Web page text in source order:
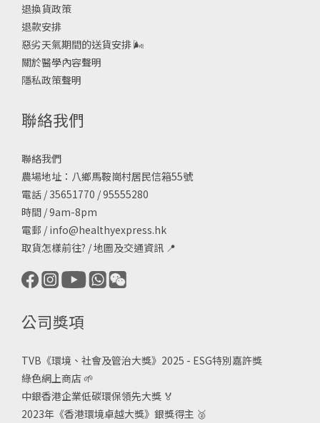
退換貨政策
退款安排
惡劣天氣期間的送貨安排🌬
關於醫學內容聲明
隱私政策聲明
聯絡我們
聯絡我們
農場地址：八鄉馬鞍崗村居民信箱55號
電話 / 35651770 / 95555280
時間 / 9am-8pm
電郵 / info@healthyexpress.hk
取貨怎樣前往? /地圖及交通資訊 📍
公司獎項
TVB《環境、社會及管治大獎》2025 - ESG特別嘉許獎
綠色網上商店 🌱
中銀香港企業低碳環保領先大獎 🏅
2023年《香港環境卓越大獎》銀獎得主 🥈